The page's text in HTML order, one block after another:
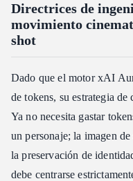
Directrices de
movimiento
shot
Dado que el motor xAI
de tokens, su estrategia
Ya no necesita gastar
un personaje; la imagen
la preservación de
debe centrarse